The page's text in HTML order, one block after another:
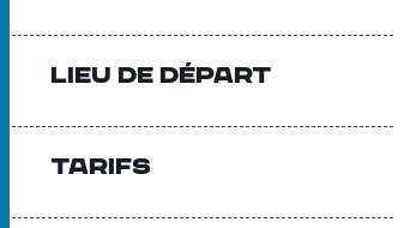
Lieu de départ
Tarifs